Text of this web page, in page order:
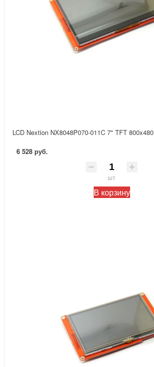
LCD Nextion NX8048P070-011C 7" TFT 800x480
6 528 руб.
шт
В корзину